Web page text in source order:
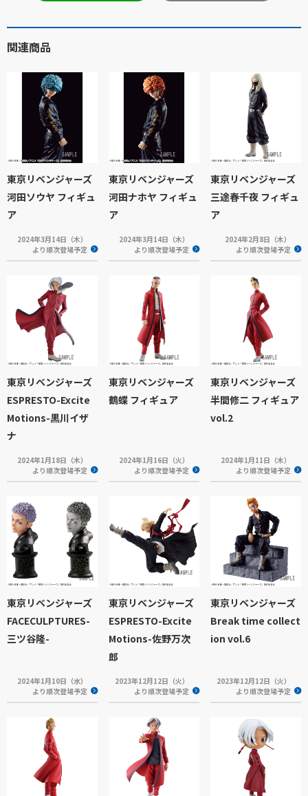
関連商品
東京リベンジャーズ
河田ソウヤ フィギュ
ア
2024年3月14日（木）
より順次登場予定
東京リベンジャーズ
河田ナホヤ フィギュ
ア
2024年3月14日（木）
より順次登場予定
東京リベンジャーズ
三途春千夜 フィギュ
ア
2024年2月8日（木）
より順次登場予定
東京リベンジャーズ
ESPRESTO-Excite
Motions-黒川イザ
ナ
2024年1月18日（木）
より順次登場予定
東京リベンジャーズ
鶴蝶 フィギュア
2024年1月16日（火）
より順次登場予定
東京リベンジャーズ
半間修二 フィギュア
vol.2
2024年1月11日（木）
より順次登場予定
東京リベンジャーズ
FACECULPTURES-
三ツ谷隆-
2024年1月10日（水）
より順次登場予定
東京リベンジャーズ
ESPRESTO-Excite
Motions-佐野万次
郎
2023年12月12日（火）
より順次登場予定
東京リベンジャーズ
Break time collect
ion vol.6
2023年12月12日（火）
より順次登場予定